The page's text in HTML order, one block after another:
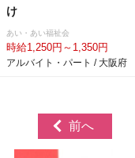
け
あい・あい福祉会
時給1,250円～1,350円
アルバイト・パート / 大阪府
前へ